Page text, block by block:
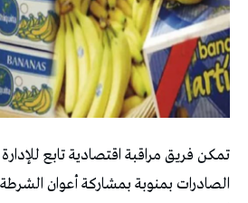
تمكن فريق مراقبة اقتصادية تابع
الصادرات بمنوبة بمشاركة أعوان